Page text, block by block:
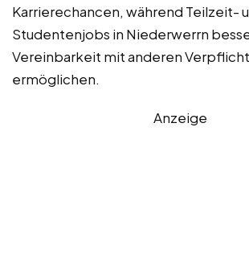
Karrierechancen, während Teilzeit-
Studentenjobs in Niederwerrn
Vereinbarkeit mit anderen
ermöglichen.
Anzeige